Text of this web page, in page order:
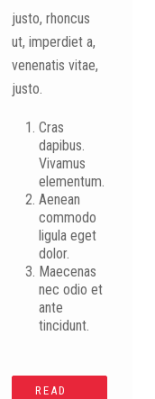
justo, rhoncus
ut, imperdiet a,
venenatis vitae,
justo.
Cras
dapibus.
Vivamus
elementum.
Aenean
commodo
ligula eget
dolor.
Maecenas
nec odio et
ante
tincidunt.
READ